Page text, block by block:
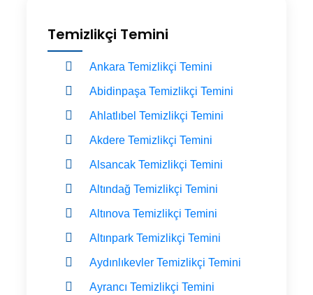
Temizlikçi Temini
Ankara Temizlikçi Temini
Abidinpaşa Temizlikçi Temini
Ahlatlıbel Temizlikçi Temini
Akdere Temizlikçi Temini
Alsancak Temizlikçi Temini
Altındağ Temizlikçi Temini
Altınova Temizlikçi Temini
Altınpark Temizlikçi Temini
Aydınlıkevler Temizlikçi Temini
Ayrancı Temizlikçi Temini